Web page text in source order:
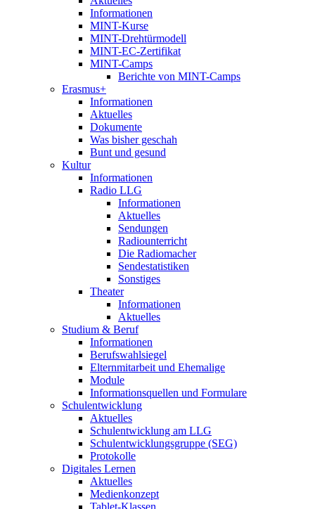
Informationen
MINT-Kurse
MINT-Drehtürmodell
MINT-EC-Zertifikat
MINT-Camps
Berichte von MINT-Camps
Erasmus+
Informationen
Aktuelles
Dokumente
Was bisher geschah
Bunt und gesund
Kultur
Informationen
Radio LLG
Informationen
Aktuelles
Sendungen
Radiounterricht
Die Radiomacher
Sendestatistiken
Sonstiges
Theater
Informationen
Aktuelles
Studium & Beruf
Informationen
Berufswahlsiegel
Elternmitarbeit und Ehemalige
Module
Informationsquellen und Formulare
Schulentwicklung
Aktuelles
Schulentwicklung am LLG
Schulentwicklungsgruppe (SEG)
Protokolle
Digitales Lernen
Aktuelles
Medienkonzept
Tablet-Klassen